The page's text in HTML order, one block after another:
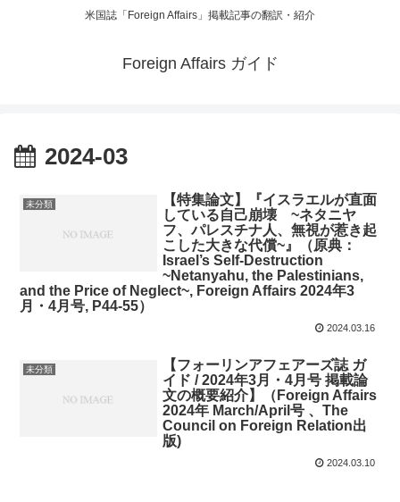
米国誌「Foreign Affairs」掲載記事の翻訳・紹介
Foreign Affairs ガイド
2024-03
未分類
【特集論文】『イスラエルが直面
している自己崩壊 ~ネタニヤ
フ、パレスチナ人、無視が惹き起
こした大きな代償~』（原典：
Israel’s Self-Destruction
~Netanyahu, the Palestinians,
and the Price of Neglect~, Foreign Affairs 2024年3
月・4月号, P44-55）
2024.03.16
未分類
【フォーリンアフェアーズ誌 ガ
イド / 2024年3月・4月号 掲載論
文の概要紹介】（Foreign Affairs
2024年 March/April号 、The
Council on Foreign Relation出
版)
2024.03.10